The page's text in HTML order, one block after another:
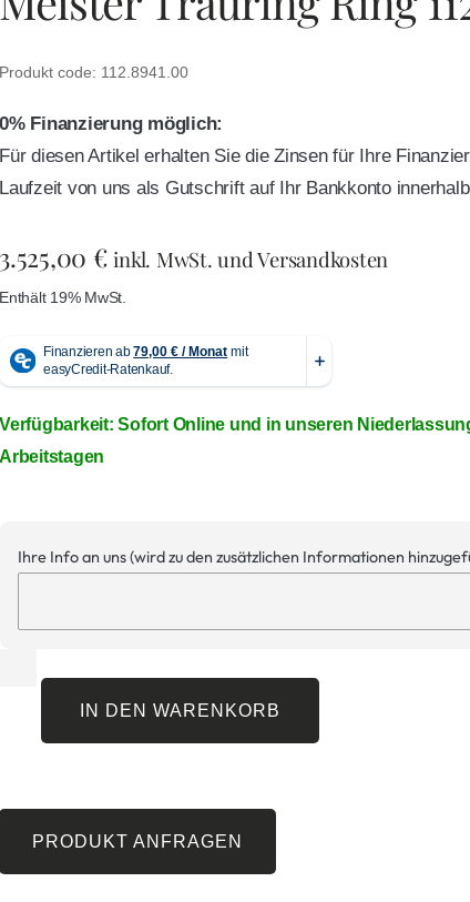
Produkt code: 112.8941.00
0% Finanzierung möglich:
Für diesen Artikel erhalten Sie die Zinsen für Ihre
Laufzeit von uns als Gutschrift auf Ihr Bankkonto
3.525,00 € inkl. MwSt. und Versandkosten
Enthält 19% MwSt.
Verfügbarkeit: Sofort Online und in unseren
Arbeitstagen
Ihre Info an uns (wird zu den zusätzlichen Informationen
IN DEN WARENKORB
PRODUKT ANFRAGEN